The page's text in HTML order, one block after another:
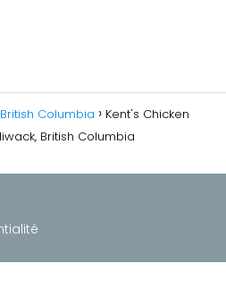
British Columbia
Kent's Chicken
British Columbia